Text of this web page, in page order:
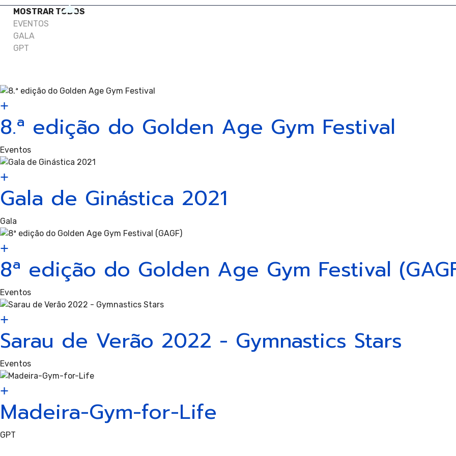
de
Trampolins
Ginástica
Aeróbica
Ginástica
Acrobática
MOSTRAR TODOS
EVENTOS
GALA
GPT
8.ª edição do Golden Age Gym Festival
Eventos
Gala de Ginástica 2021
Gala
8ª edição do Golden Age Gym Festival
Eventos
Sarau de Verão 2022 - Gymnastics Stars
Eventos
Madeira-Gym-for-Life
GPT